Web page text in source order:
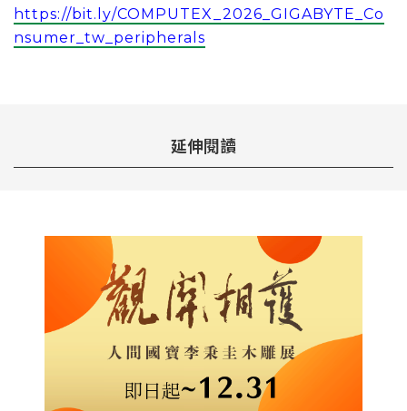
https://bit.ly/COMPUTEX_2026_GIGABYTE_Co
nsumer_tw_peripherals
延伸閱讀